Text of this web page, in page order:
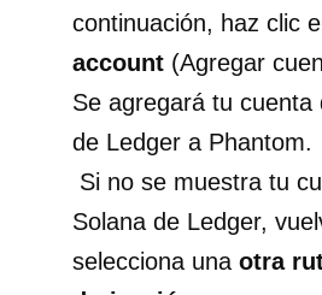
continuación, haz clic
account (Agregar
Se agregará tu cuenta
de Ledger a Phantom.
Si no se muestra tu
Solana de Ledger,
selecciona una otra